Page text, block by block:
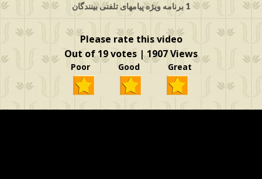
1 برنامه ویژه پیامهای تلفنی بینندگان
Please rate this video
Out of 19 votes | 1907 Views
Poor Good Great